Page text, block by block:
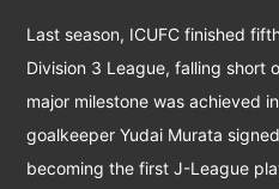
Last season, ICUFC finished
Division 3 League, falling short
major milestone was achieved
goalkeeper Yudai Murata
becoming the first J-League